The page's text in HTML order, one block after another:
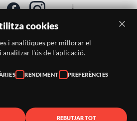
TE AL BUTLLETÍ
938046359
cookies
i analítiques per millorar el
l'ús de l'aplicació.
RENDIMENT
PREFERÈNCIES
REBUTJAR TOT